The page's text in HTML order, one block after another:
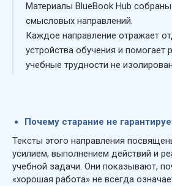
Материалы BlueBook Hub
смысловых направлений.
Каждое направление отражает
устройства обучения и помогает
учебные трудности не
Почему старание не
Тексты этого направления
усилием, выполнением действий и
учебной задачи. Они показывают,
«хорошая работа» не всегда